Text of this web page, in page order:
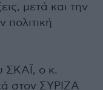
μετά και την
ΣΚΑΪ, ο κ.
στον ΣΥΡΙΖΑ